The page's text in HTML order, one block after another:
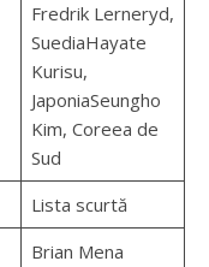
Fredrik Lerneryd,
SuediaHayate
Kurisu,
JaponiaSeungho
Kim, Coreea de
Sud
Lista scurtă
Brian Mena